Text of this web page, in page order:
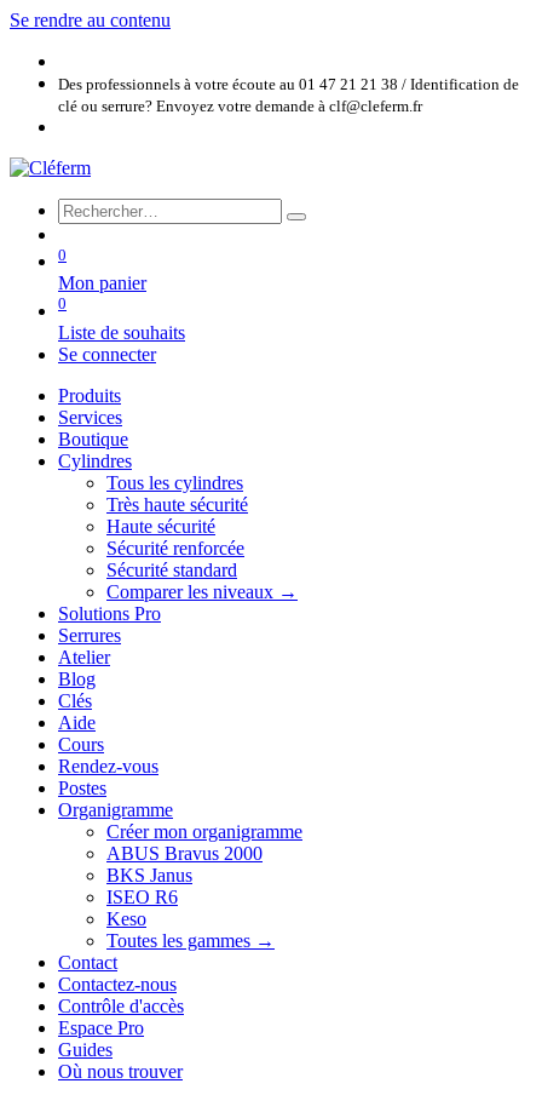
Se rendre au contenu
Des professionnels à votre écoute au 01 47 21 21 38 / Identification de
clé ou serrure? Envoyez votre demande à clf@cleferm.fr
0
Mon panier
0
Liste de souhaits
Se connecter
Produits
Services
Boutique
Cylindres
Tous les cylindres
Très haute sécurité
Haute sécurité
Sécurité renforcée
Sécurité standard
Comparer les niveaux →
Solutions Pro
Serrures
Atelier
Blog
Clés
Aide
Cours
Rendez-vous
Postes
Organigramme
Créer mon organigramme
ABUS Bravus 2000
BKS Janus
ISEO R6
Keso
Toutes les gammes →
Contact
Contactez-nous
Contrôle d'accès
Espace Pro
Guides
Où nous trouver